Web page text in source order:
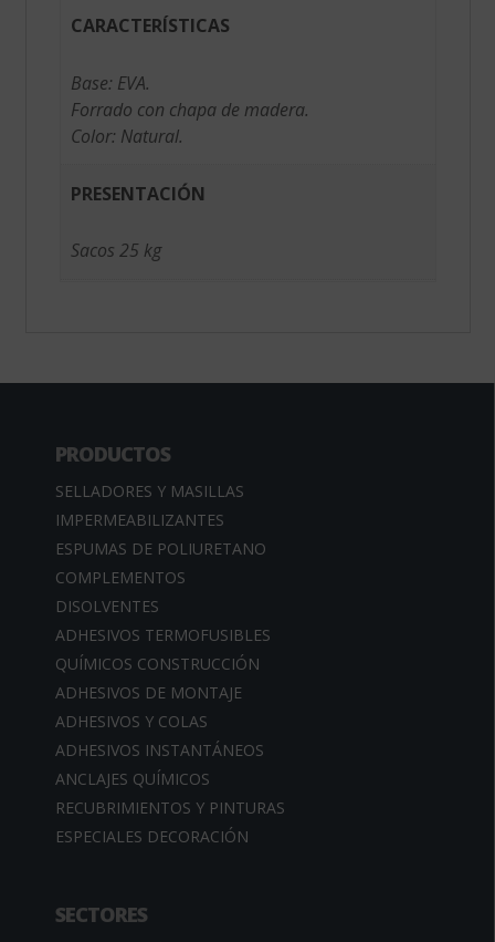
CARACTERÍSTICAS
Base: EVA.
Forrado con chapa de madera.
Color: Natural.
PRESENTACIÓN
Sacos 25 kg
PRODUCTOS
SELLADORES Y MASILLAS
IMPERMEABILIZANTES
ESPUMAS DE POLIURETANO
COMPLEMENTOS
DISOLVENTES
ADHESIVOS TERMOFUSIBLES
QUÍMICOS CONSTRUCCIÓN
ADHESIVOS DE MONTAJE
ADHESIVOS Y COLAS
ADHESIVOS INSTANTÁNEOS
ANCLAJES QUÍMICOS
RECUBRIMIENTOS Y PINTURAS
ESPECIALES DECORACIÓN
SECTORES